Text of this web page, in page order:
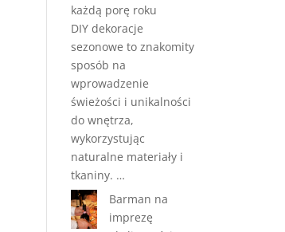
każdą porę roku
DIY dekoracje
sezonowe to znakomity
sposób na
wprowadzenie
świeżości i unikalności
do wnętrza,
wykorzystując
naturalne materiały i
tkaniny. …
Barman na
imprezę